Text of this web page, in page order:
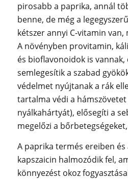
pirosabb a paprika, annál
benne, de még a
kétszer annyi C-vitamin
A növényben provitamin,
és bioflavonoidok is vannak,
semlegesítik a szabad
védelmet nyújtanak a rák
tartalma védi a
nyálkahártyát), elősegíti a
megelőzi a
A paprika termés ereiben és
kapszaicin halmozódik fel,
könnyezést okoz